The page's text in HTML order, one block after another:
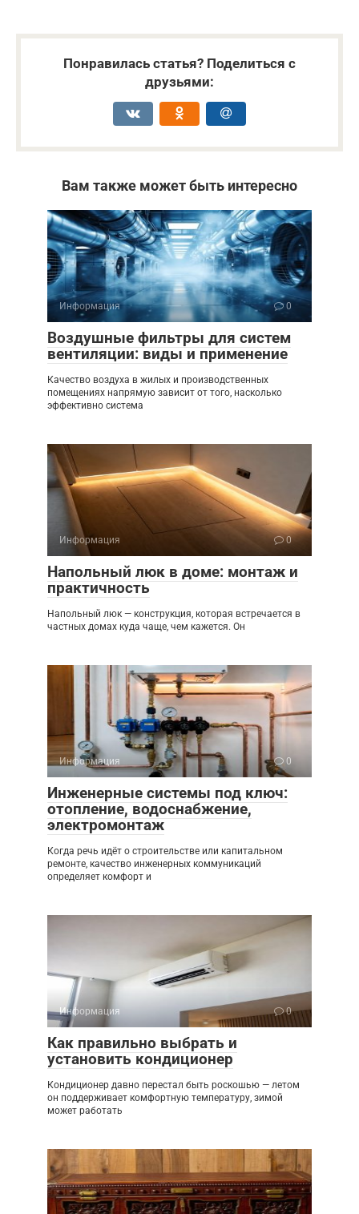
Понравилась статья? Поделиться с
друзьями:
Вам также может быть интересно
Информация 0
Воздушные фильтры для систем
вентиляции: виды и применение
Качество воздуха в жилых и производственных
помещениях напрямую зависит от того, насколько
эффективно система
Информация 0
Напольный люк в доме: монтаж и
практичность
Напольный люк — конструкция, которая встречается в
частных домах куда чаще, чем кажется. Он
Информация 0
Инженерные системы под ключ:
отопление, водоснабжение,
электромонтаж
Когда речь идёт о строительстве или капитальном
ремонте, качество инженерных коммуникаций
определяет комфорт и
Информация 0
Как правильно выбрать и
установить кондиционер
Кондиционер давно перестал быть роскошью — летом
он поддерживает комфортную температуру, зимой
может работать